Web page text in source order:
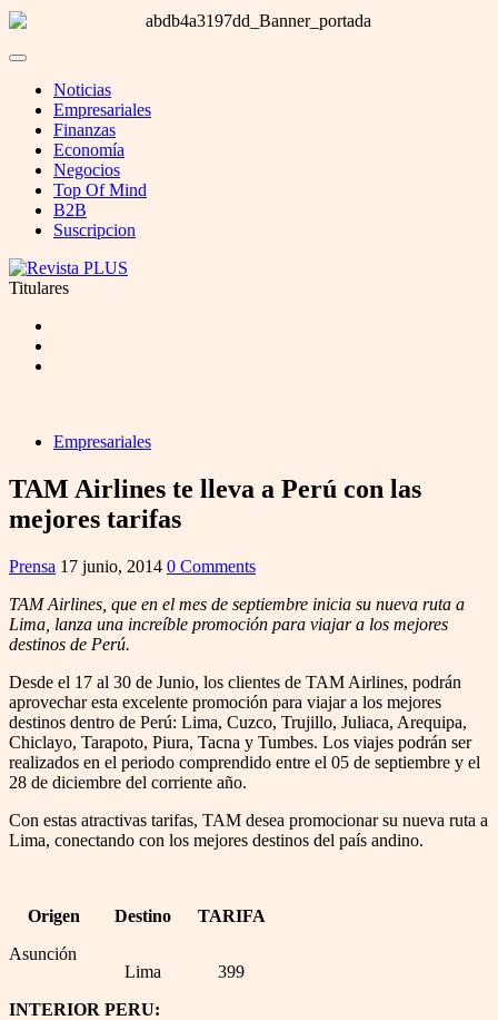
Noticias
Empresariales
Finanzas
Economía
Negocios
Top Of Mind
B2B
Suscripcion
Titulares
Empresariales
TAM Airlines te lleva a Perú con las
mejores tarifas
Prensa 17 junio, 2014 0 Comments
TAM Airlines, que en el mes de septiembre inicia su nueva ruta a
Lima, lanza una increíble promoción para viajar a los mejores
destinos de Perú.
Desde el 17 al 30 de Junio, los clientes de TAM Airlines, podrán
aprovechar esta excelente promoción para viajar a los mejores
destinos dentro de Perú: Lima, Cuzco, Trujillo, Juliaca, Arequipa,
Chiclayo, Tarapoto, Piura, Tacna y Tumbes. Los viajes podrán ser
realizados en el periodo comprendido entre el 05 de septiembre y el
28 de diciembre del corriente año.
Con estas atractivas tarifas, TAM desea promocionar su nueva ruta a
Lima, conectando con los mejores destinos del país andino.
Origen Destino
TARIFA
Asunción
Lima
399
INTERIOR PERU: